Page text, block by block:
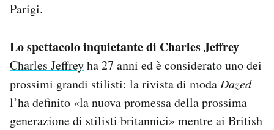
Parigi.
Lo spettacolo inquietante di Charles Jeffrey
Charles Jeffreyha 27 anni ed è considerato uno dei
prossimi grandi stilisti: la rivista di moda Dazed
l’ha definito «la nuova promessa della prossima
generazione di stilisti britannici» mentre ai British